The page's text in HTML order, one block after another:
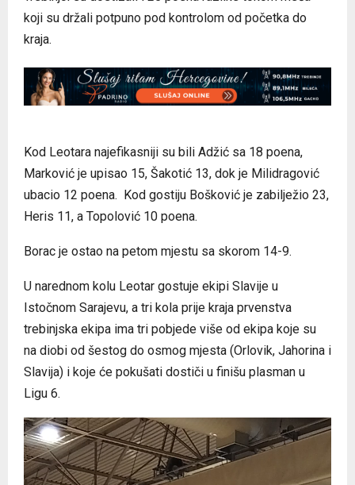
koji su držali potpuno pod kontrolom od početka do
kraja.
Kod Leotara najefikasniji su bili Adžić sa 18 poena,
Marković je upisao 15, Šakotić 13, dok je Milidragović
ubacio 12 poena. Kod gostiju Bošković je zabilježio 23,
Heris 11, a Topolović 10 poena.
Borac je ostao na petom mjestu sa skorom 14-9.
U narednom kolu Leotar gostuje ekipi Slavije u
Istočnom Sarajevu, a tri kola prije kraja prvenstva
trebinjska ekipa ima tri pobjede više od ekipa koje su
na diobi od šestog do osmog mjesta (Orlovik, Jahorina i
Slavija) i koje će pokušati dostiči u finišu plasman u
Ligu 6.
P
r
e